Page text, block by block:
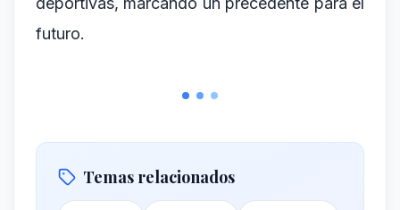
futuro.
Temas relacionados